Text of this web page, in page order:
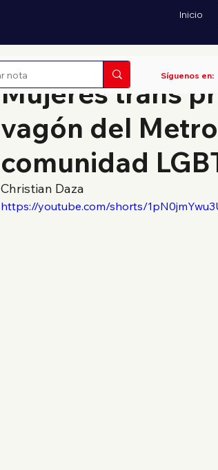
Inicio
Mujeres trans
vagón del
comunidad
1 min de lectura
Christian Daza
https://youtube.com/shorts/
Síguenos en: